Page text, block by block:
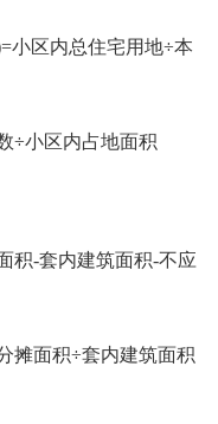
小区内总住宅用地÷本
÷小区内占地面积
积-套内建筑面积-不应
摊面积÷套内建筑面积